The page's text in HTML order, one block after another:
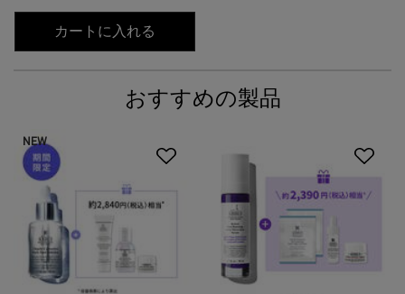
カートに入れる
おすすめの製品
NEW